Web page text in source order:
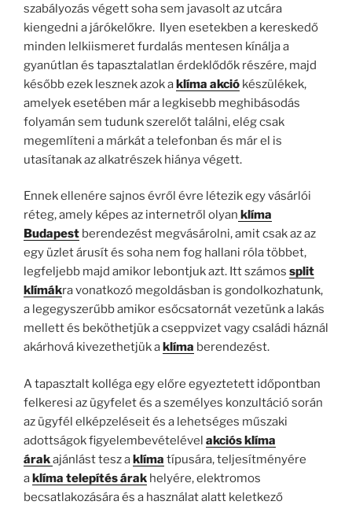
szabályozás végett soha sem javasolt az utcára
kiengedni a járókelőkre. Ilyen esetekben a kereskedő
minden lelkiismeret furdalás mentesen kínálja a
gyanútlan és tapasztalatlan érdeklődők részére, majd
később ezek lesznek azok aklíma akció készülékek,
amelyek esetében már a legkisebb meghibásodás
folyamán sem tudunk szerelőt találni, elég csak
megemlíteni a márkát a telefonban és már el is
utasítanak az alkatrészek hiánya végett.
Ennek ellenére sajnos évről évre létezik egy vásárlói
réteg, amely képes az internetről olyan klíma
Budapest berendezést megvásárolni, amit csak az az
egy üzlet árusít és soha nem fog hallani róla többet,
legfeljebb majd amikor lebontjuk azt. Itt számos split
klímákra vonatkozó megoldásban is gondolkozhatunk,
a legegyszerűbb amikor esőcsatornát vezetünk a lakás
mellett és beköthetjük a cseppvizet vagy családi háznál
akárhová kivezethetjük a klíma berendezést.
A tapasztalt kolléga egy előre egyeztetett időpontban
felkeresi az ügyfelet és a személyes konzultáció során
az ügyfél elképzeléseit és a lehetséges műszaki
adottságok figyelembevételével akciós klíma
árakajánlást tesz aklíma típusára, teljesítményére
aklíma telepítés árak helyére, elektromos
becsatlakozására és a használat alatt keletkező